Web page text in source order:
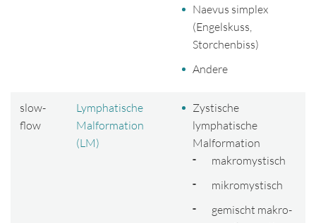
Naevus simplex
(Engelskuss,
Storchenbiss)
Andere
slow-
flow
Lymphatische
Malformation
(LM)
Zystische
lymphatische
Malformation
makromystisch
mikromystisch
gemischt makro-